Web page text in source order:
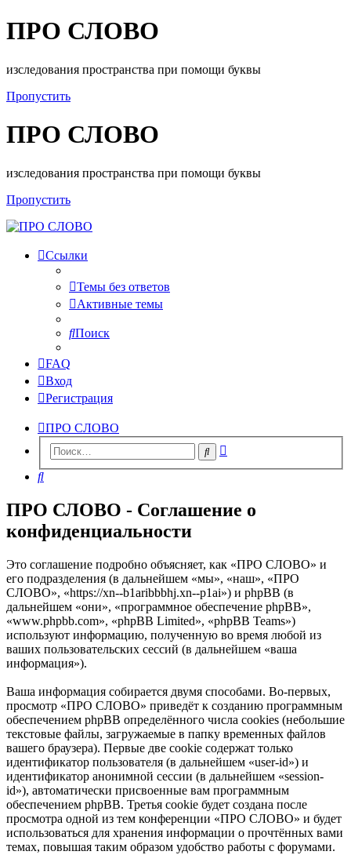
ПРО СЛОВО
изследования пространства при помощи буквы
Пропустить
ПРО СЛОВО
изследования пространства при помощи буквы
Пропустить
Ссылки
Темы без ответов
Активные темы
Поиск
FAQ
Вход
Регистрация
ПРО СЛОВО
Поиск
Поиск
ПРО СЛОВО - Соглашение о
конфиденциальности
Это соглашение подробно объясняет, как «ПРО СЛОВО» и
его подразделения (в дальнейшем «мы», «наш», «ПРО
СЛОВО», «https://xn--b1aribbbhj.xn--p1ai») и phpBB (в
дальнейшем «они», «программное обеспечение phpBB»,
«www.phpbb.com», «phpBB Limited», «phpBB Teams»)
используют информацию, полученную во время любой из
ваших пользовательских сессий (в дальнейшем «ваша
информация»).
Ваша информация собирается двумя способами. Во-первых,
просмотр «ПРО СЛОВО» приведёт к созданию программным
обеспечением phpBB определённого числа cookies (небольшие
текстовые файлы, загружаемые в папку временных файлов
вашего браузера). Первые две cookie содержат только
идентификатор пользователя (в дальнейшем «user-id») и
идентификатор анонимной сессии (в дальнейшем «session-
id»), автоматически присвоенные вам программным
обеспечением phpBB. Третья cookie будет создана после
просмотра одной из тем конференции «ПРО СЛОВО» и будет
использоваться для хранения информации о прочтённых вами
темах, повышая таким образом удобство работы с форумами.